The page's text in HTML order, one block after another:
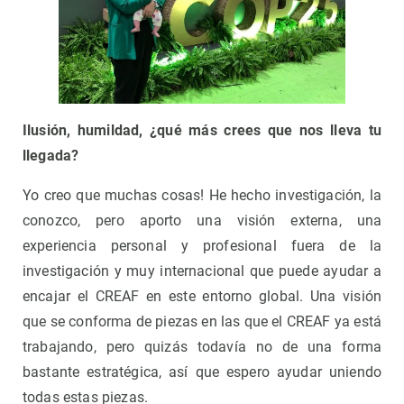
Ilusión, humildad, ¿qué más crees que nos lleva tu
llegada?
Yo creo que muchas cosas! He hecho investigación, la
conozco, pero aporto una visión externa, una
experiencia personal y profesional fuera de la
investigación y muy internacional que puede ayudar a
encajar el CREAF en este entorno global. Una visión
que se conforma de piezas en las que el CREAF ya está
trabajando, pero quizás todavía no de una forma
bastante estratégica, así que espero ayudar uniendo
todas estas piezas.